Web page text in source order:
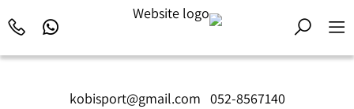
kobisport@gmail.com 052-8567140